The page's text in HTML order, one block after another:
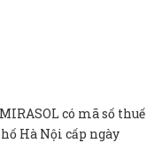
có mã số thuế
Hà Nội cấp ngày